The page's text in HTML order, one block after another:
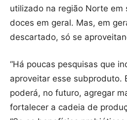
utilizado na região Norte em
doces em geral. Mas, em
descartado, só se
“Há poucas pesquisas que
aproveitar esse subproduto.
poderá, no futuro, agregar
fortalecer a cadeia de